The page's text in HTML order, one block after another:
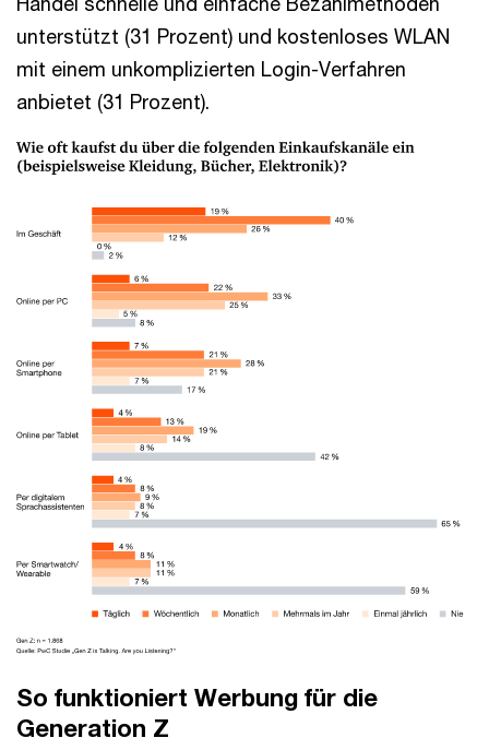
unterstützt (31 Prozent) und kostenloses WLAN
mit einem unkomplizierten Login-Verfahren
anbietet (31 Prozent).
So funktioniert Werbung für die
Generation Z